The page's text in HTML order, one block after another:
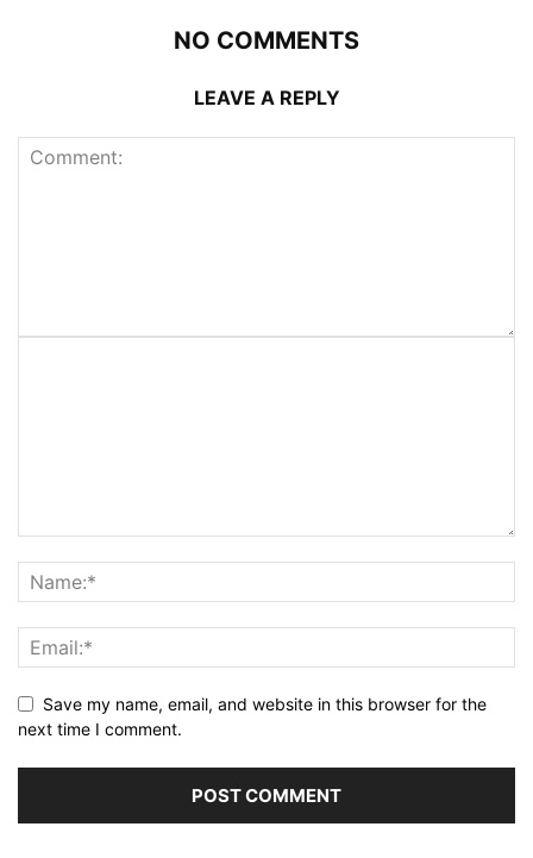
NO COMMENTS
LEAVE A REPLY
Save my name, email, and website in this browser for the
next time I comment.